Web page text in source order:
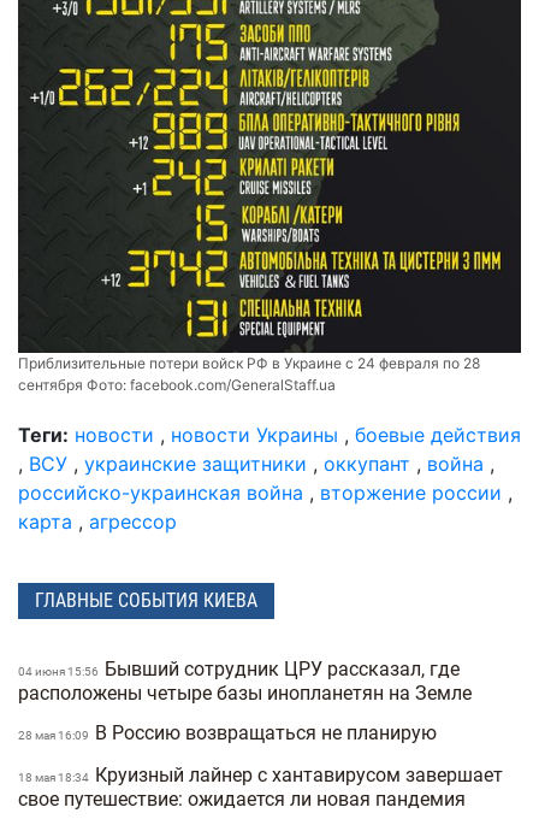
Приблизительные потери войск РФ в Украине с 24 февраля по 28
сентября Фото: facebook.com/GeneralStaff.ua
Теги: новости , новости Украины , боевые действия
, ВСУ , украинские защитники , оккупант , война ,
российско-украинская война , вторжение россии ,
карта , агрессор
ГЛАВНЫЕ СОБЫТИЯ КИЕВА
04 июня 15:56
Бывший сотрудник ЦРУ рассказал, где
расположены четыре базы инопланетян на Земле
28 мая 16:09 В Россию возвращаться не планирую
18 мая 18:34 Круизный лайнер с хантавирусом завершает
свое путешествие: ожидается ли новая пандемия